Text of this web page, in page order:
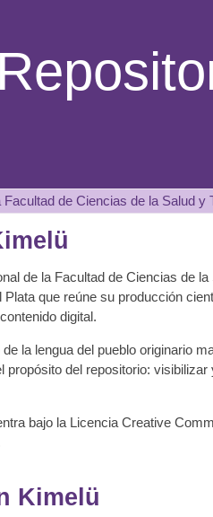
Digital de
de Ciencias de la Salud y
de la Facultad de Ciencias de
que reúne su producción
digital.
la lengua del pueblo originario
propósito del repositorio:
bajo la Licencia Creative
Kimelü